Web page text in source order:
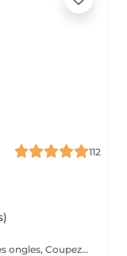
112
Dissolvant pour nettoyer completement les ongles, Coupez et Modelez les ongles avec une lime, Mouillez les mains quelques minutes pour ramollir les cuticules, Pousses les Cuticules avec batone pour repousser doucement vers l'arrière et coupez les excès, Hydratez les Mains avec crème et les cuticules pour maintenir la peau douce, Appliquez une base transparent pour protéger les ongles. Attendez suffisamment de tempos pour sèche.